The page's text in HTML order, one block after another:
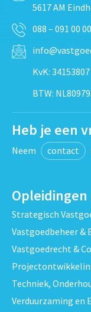
5617 AM
088 – 091 00 00
KvK: 34153807
BTW:
Heb je een
Neem contact
Strategisch
Vastgoedbeheer
Vastgoedrecht &
Techniek,
Verduurzaming en